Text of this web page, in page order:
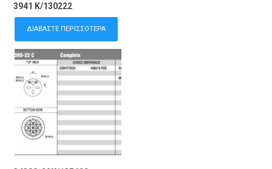
3941 K/130222
ΔΙΑΒΆΣΤΕ ΠΕΡΙΣΣΌΤΕΡΑ